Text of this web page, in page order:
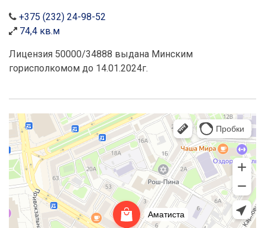
+375 (232) 24-98-52
74,4 кв.м
Лицензия 50000/34888 выдана Минским
горисполкомом до 14.01.2024г.